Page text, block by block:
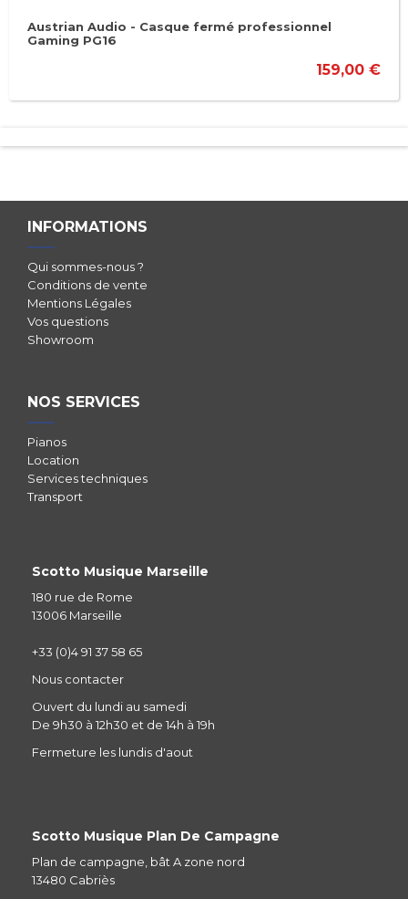
Austrian Audio - Casque fermé professionnel
Gaming PG16
159,00 €
INFORMATIONS
Qui sommes-nous ?
Conditions de vente
Mentions Légales
Vos questions
Showroom
NOS SERVICES
Pianos
Location
Services techniques
Transport
Scotto Musique Marseille
180 rue de Rome
13006 Marseille
+33 (0)4 91 37 58 65
Nous contacter
Ouvert du lundi au samedi
De 9h30 à 12h30 et de 14h à 19h
Fermeture les lundis d'aout
Scotto Musique Plan De Campagne
Plan de campagne, bât A zone nord
13480 Cabriès